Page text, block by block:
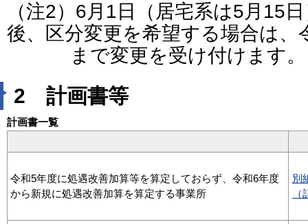
（注2）6月1日（居宅系は5月15
後、区分変更を希望する場合は、
まで変更を受け付けます。
2 計画書等
計画書一覧
令和5年度に処遇改善加算等を算定しておらず、令和6年度
から新規に処遇改善加算を算定する事業所
別